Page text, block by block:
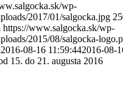
wp-
2017/01/salgocka.jpg
https://www.salgocka.sk/wp-
2015/08/salgocka-
2016-08-16 11:59:442016-08-
15. do 21. augusta 2016